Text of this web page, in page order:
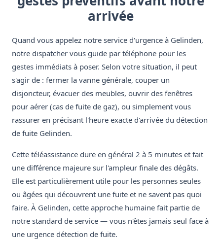
arrivée
Quand vous appelez notre service d'urgence à Gelinden,
notre dispatcher vous guide par téléphone pour les
gestes immédiats à poser. Selon votre situation, il peut
s'agir de : fermer la vanne générale, couper un
disjoncteur, évacuer des meubles, ouvrir des fenêtres
pour aérer (cas de fuite de gaz), ou simplement vous
rassurer en précisant l'heure exacte d'arrivée du détection
de fuite Gelinden.
Cette téléassistance dure en général 2 à 5 minutes et fait
une différence majeure sur l'ampleur finale des dégâts.
Elle est particulièrement utile pour les personnes seules
ou âgées qui découvrent une fuite et ne savent pas quoi
faire. À Gelinden, cette approche humaine fait partie de
notre standard de service — vous n'êtes jamais seul face à
une urgence détection de fuite.